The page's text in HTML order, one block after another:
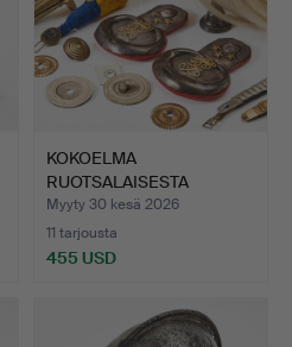
KOKOELMA
RUOTSALAISESTA
MILITAARIA; sulkak…
Myyty 30 kesä 2026
11 tarjousta
455 USD